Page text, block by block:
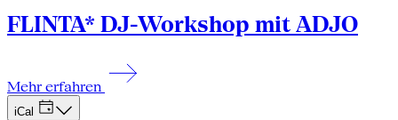
FLINTA* DJ-Workshop mit ADJO
Mehr erfahren
iCal